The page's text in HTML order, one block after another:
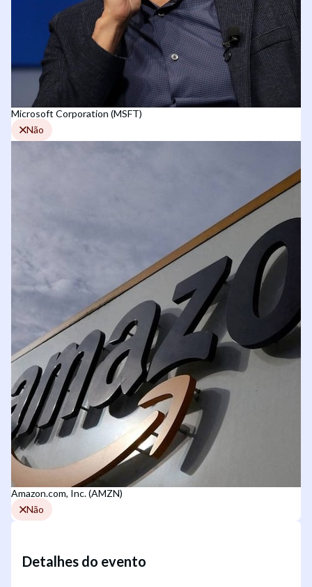
Microsoft Corporation (MSFT)
Não
Amazon.com, Inc. (AMZN)
Não
Detalhes do evento